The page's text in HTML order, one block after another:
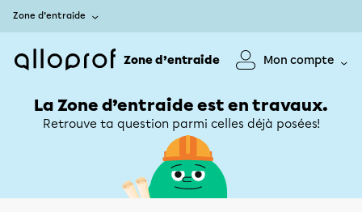
Zone d’entraide
Zone d’entraide Mon compte
La Zone d’entraide est en travaux.
Retrouve ta question parmi celles déjà posées!